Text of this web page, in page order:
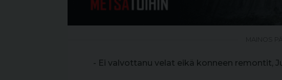
- Ei valvottanu velat eikä konneen remontit,